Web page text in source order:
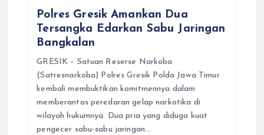
Polres Gresik Amankan Dua
Tersangka Edarkan Sabu Jaringan
Bangkalan
GRESIK – Satuan Reserse Narkoba
(Satresnarkoba) Polres Gresik Polda Jawa Timur
kembali membuktikan komitmennya dalam
memberantas peredaran gelap narkotika di
wilayah hukumnya. Dua pria yang diduga kuat
pengecer sabu-sabu jaringan…